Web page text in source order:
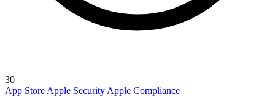
30
App Store Apple Security Apple Compliance